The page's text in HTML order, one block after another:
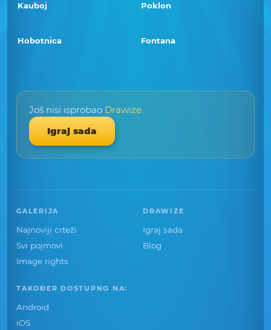
Kauboj Poklon
Hobotnica Fontana
Još nisi isprobao Drawize
Igraj sada
GALERIJA
Najnoviji crteži
Svi pojmovi
Image rights
DRAWIZE
Igraj sada
Blog
TAKOĐER DOSTUPNO NA:
Android
iOS